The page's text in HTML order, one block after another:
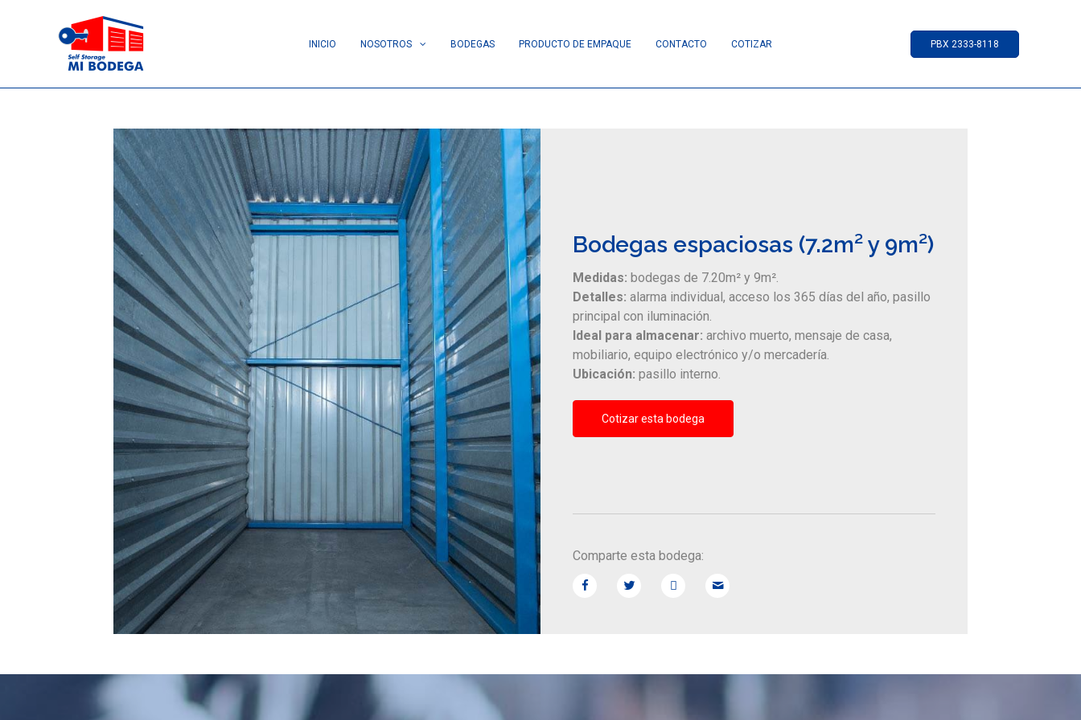
INICIO NOSOTROS BODEGAS PRODUCTO DE EMPAQUE CONTACTO COTIZAR PBX 2333-8118
Bodegas espaciosas (7.2m² y 9m²)
Medidas: bodegas de 7.20m² y 9m².
Detalles: alarma individual, acceso los 365 días del año, pasillo
principal con iluminación.
Ideal para almacenar: archivo muerto, mensaje de casa,
mobiliario, equipo electrónico y/o mercadería.
Ubicación: pasillo interno.
Cotizar esta bodega
Comparte esta bodega: